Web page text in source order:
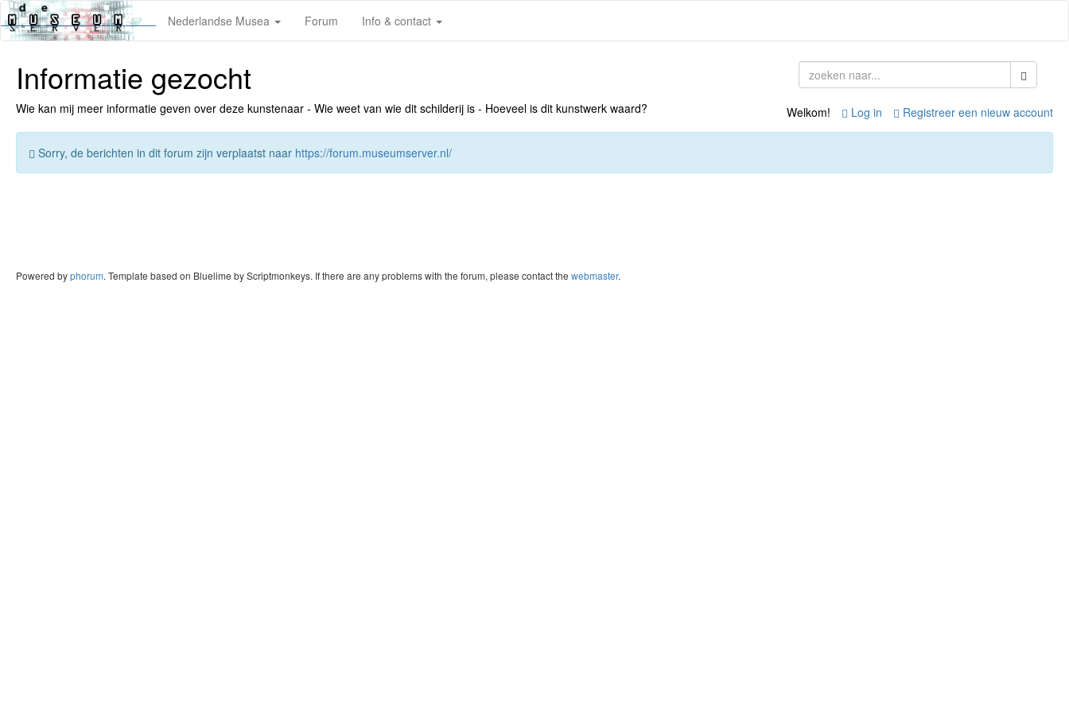
Nederlandse Musea Forum Info & contact
Welkom! Log in Registreer een nieuw account
Informatie gezocht
Wie kan mij meer informatie geven over deze kunstenaar - Wie weet van wie dit schilderij is - Hoeveel is dit kunstwerk waard?
Sorry, de berichten in dit forum zijn verplaatst naar https://forum.museumserver.nl/
Powered byphorum. Template based on Bluelime by Scriptmonkeys. If there are any problems with the forum, please contact the webmaster.